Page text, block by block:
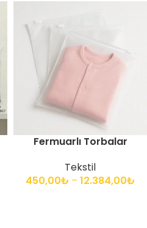
Fermuarlı Torbalar
Tekstil
450,00₺ – 12.384,00₺